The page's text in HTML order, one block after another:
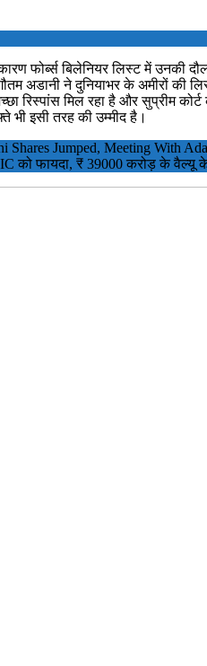
फोर्ब्स बिलेनियर लिस्ट में उनकी
अडानी ने दुनियाभर के अमीरों की
रिस्पांस मिल रहा है और सुप्रीम
भी इसी तरह की उम्मीद है।
Shares Jumped, Meeting With
को फायदा, ₹ 39000 करोड़ के वैल्यू